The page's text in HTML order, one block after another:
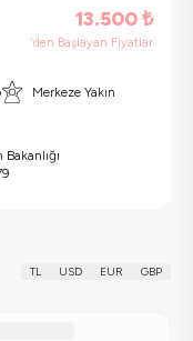
13.500₺
'den Başlayan Fiyatlar
Merkeze Yakın
TL USD EUR GBP